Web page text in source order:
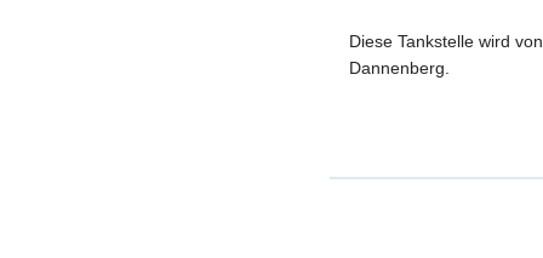
Diese Tankstelle wird
Dannenberg.